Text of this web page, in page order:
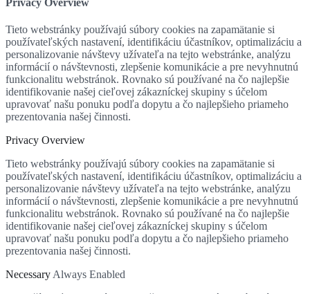
Privacy Overview
Tieto webstránky používajú súbory cookies na zapamätanie si
používateľských nastavení, identifikáciu účastníkov, optimalizáciu a
personalizovanie návštevy užívateľa na tejto webstránke, analýzu
informácií o návštevnosti, zlepšenie komunikácie a pre nevyhnutnú
funkcionalitu webstránok. Rovnako sú používané na čo najlepšie
identifikovanie našej cieľovej zákazníckej skupiny s účelom
upravovať našu ponuku podľa dopytu a čo najlepšieho priameho
prezentovania našej činnosti.
Privacy Overview
Tieto webstránky používajú súbory cookies na zapamätanie si
používateľských nastavení, identifikáciu účastníkov, optimalizáciu a
personalizovanie návštevy užívateľa na tejto webstránke, analýzu
informácií o návštevnosti, zlepšenie komunikácie a pre nevyhnutnú
funkcionalitu webstránok. Rovnako sú používané na čo najlepšie
identifikovanie našej cieľovej zákazníckej skupiny s účelom
upravovať našu ponuku podľa dopytu a čo najlepšieho priameho
prezentovania našej činnosti.
Necessary Always Enabled